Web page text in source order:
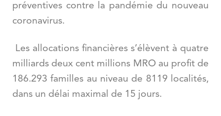
préventives contre la pandémie du nouveau
coronavirus.
Les allocations financières s’él èvent à quatre
milliards deux cent millions MRO au profit de
186.293 familles au niveau de 8119 localités,
dans un délai maximal de 15 jours.